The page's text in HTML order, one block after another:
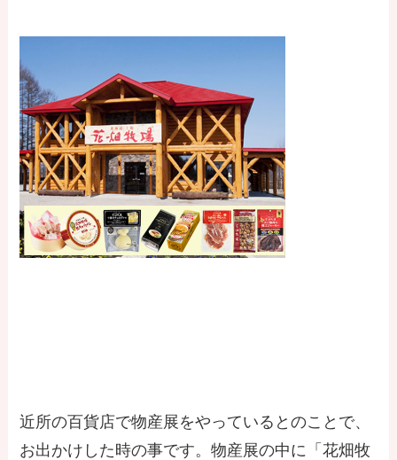
近所の百貨店で物産展をやっているとのことで、
お出かけした時の事です。物産展の中に「花畑牧